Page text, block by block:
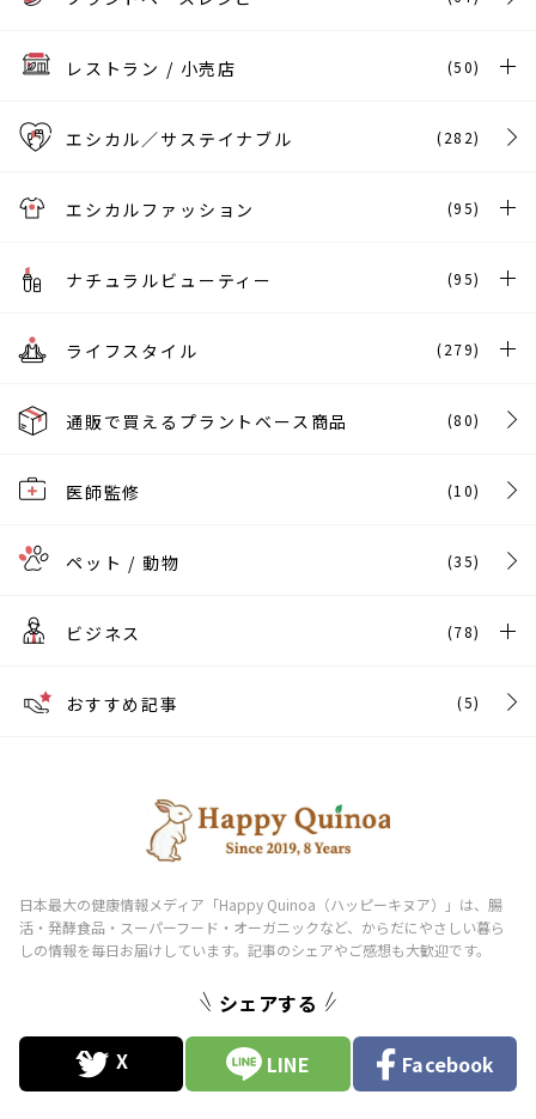
レストラン / 小売店 (50)
エシカル／サステイナブル (282)
エシカルファッション (95)
ナチュラルビューティー (95)
ライフスタイル (279)
通販で買えるプラントベース商品 (80)
医師監修 (10)
ペット / 動物 (35)
ビジネス (78)
おすすめ記事 (5)
シェアする
LINE Facebook